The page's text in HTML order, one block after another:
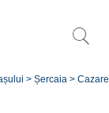
> Șercaia > Cazare